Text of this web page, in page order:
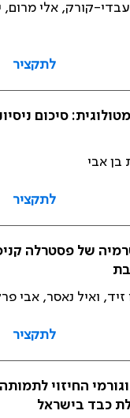
עבדי-קורק, אלי
לתקציר
סיכום
בן אבי
לתקציר
של פסטרלה
ואיל נאסר, אבי
לתקציר
החיזוי
כבד בישראל